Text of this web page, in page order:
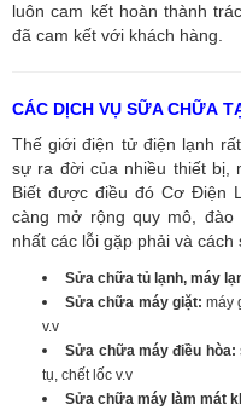
luôn cam kết hoàn thành
đã cam kết với khách hàng.
CÁC DỊCH VỤ SỮA CHỮA
Thế giới điện tử điện lạnh
sự ra đời của nhiều thiết bị,
Biết được điều đó Cơ Điện
càng mở rộng quy mô,
nhất các lỗi gặp phải và
Sửa chữa tủ lạnh, máy
Sửa chữa máy giặt:máy
v.v
Sửa chữa máy điều hòa:
tụ, chết lốc v.v
Sửa chữa máy làm mát